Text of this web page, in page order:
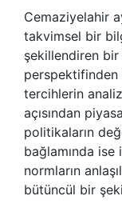
Cemaziyelahir
takvimsel bir
şekillendiren
perspektifinden
tercihlerin
açısından
politikaların
bağlamında
normların
bütüncül bir